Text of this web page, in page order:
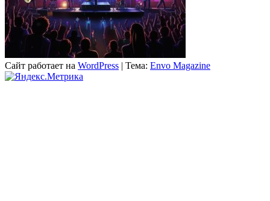
Сайт работает на WordPress | Тема: Envo Magazine